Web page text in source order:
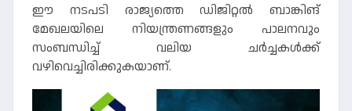
ഈ നടപടി രാജ്യത്തെ ഡിജിറ്റൽ ബാങ്കിങ്
മേഖലയിലെ നിയന്ത്രണങ്ങളും പാലനവും
സംബന്ധിച്ച് വലിയ ചർച്ചകൾക്ക്
വഴിവെച്ചിരിക്കുകയാണ്.